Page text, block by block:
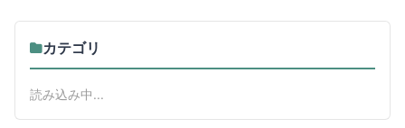
カテゴリ
読み込み中...